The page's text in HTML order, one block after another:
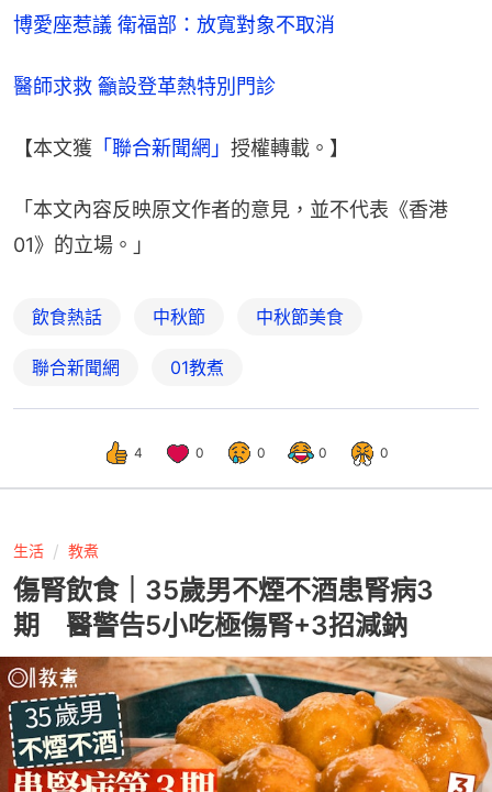
博愛座惹議 衛福部：放寬對象不取消
醫師求救 籲設登革熱特別門診
【本文獲 「聯合新聞網」 授權轉載。】
「本文內容反映原文作者的意見，並不代表《香港
01》的立場。」
飲食熱話 中秋節 中秋節美食
聯合新聞網 01教煮
4 0 0 0 0
生活 教煮
傷腎飲食｜35歲男不煙不酒患腎病3
期 醫警告5小吃極傷腎+3招減鈉